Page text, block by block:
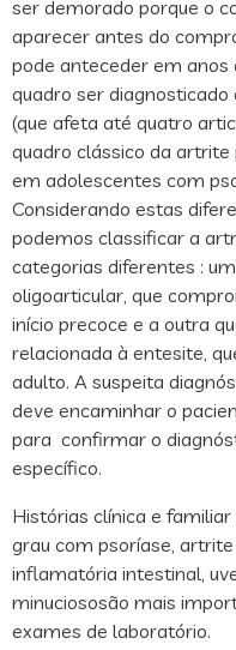
ser demorado porque o
aparecer antes do
pode anteceder em
quadro ser
(que afeta até quatro
quadro clássico da
em adolescentes com
Considerando estas
podemos classificar a
categorias diferentes :
oligoarticular, que
início precoce e a outra
relacionada à entesite,
adulto. A suspeita
deve encaminhar o
para confirmar o
específico.
Histórias clínica e
grau com psoríase,
inflamatória intestinal,
minuciososão mais
exames de laboratório.